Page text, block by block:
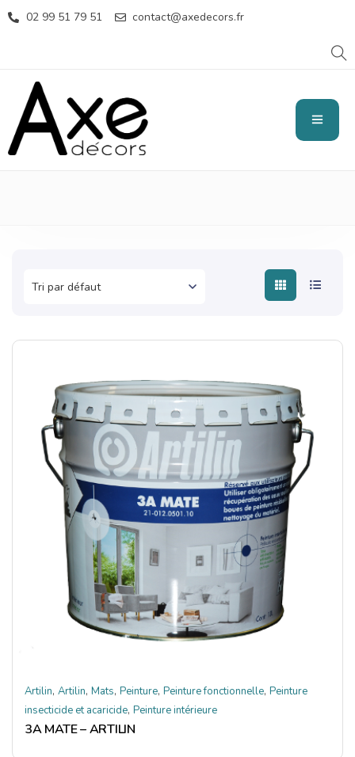
02 99 51 79 51 contact@axedecors.fr
Artilin, Artilin, Mats, Peinture, Peinture fonctionnelle, Peinture
insecticide et acaricide, Peinture intérieure
3A MATE – ARTILIN